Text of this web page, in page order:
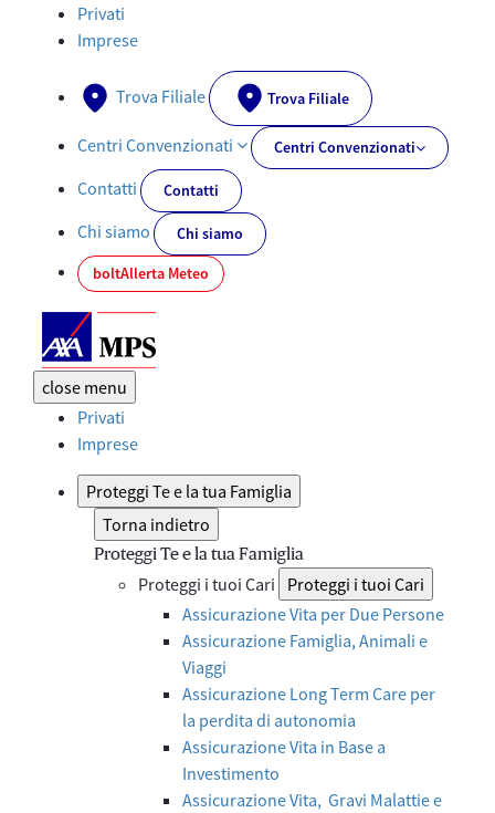
Documenti PRIIPs - AXA-MPS.IT
Privati
Imprese
Trova Filiale Trova Filiale
Centri Convenzionati Centri Convenzionati
Contatti Contatti
Chi siamo
Chi siamo
boltAllerta Meteo
close menu
Privati
Imprese
Proteggi Te e la tua Famiglia
Torna indietro
Proteggi Te e la tua Famiglia
Proteggi i tuoi Cari
Proteggi i tuoi Cari
Assicurazione Vita per Due Persone
Assicurazione Famiglia, Animali e
Viaggi
Assicurazione Long Term Care per
la perdita di autonomia
Assicurazione Vita in Base a
Investimento
Assicurazione Vita, Gravi Malattie e